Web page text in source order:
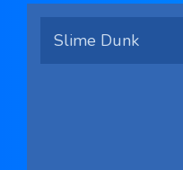
Slime Dunk